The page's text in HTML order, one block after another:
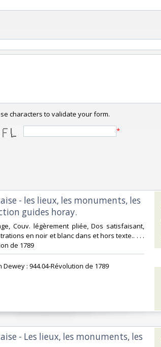
characters to validate your form.
*
- les lieux, les monuments, les
guides horay.‎
Couv. légèrement pliée, Dos satisfaisant,
en noir et blanc dans et hors texte.. . . .
de 1789‎
: 944.04-Révolution de 1789‎
- Les lieux, les monuments, les